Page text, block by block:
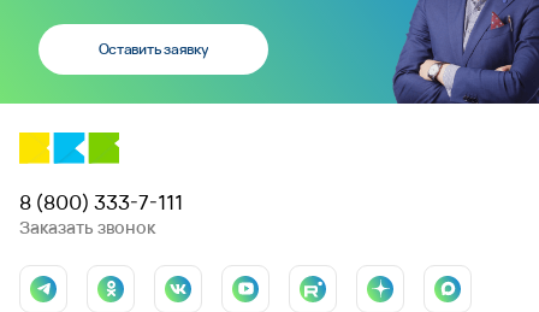
Оставить заявку
8 (800) 333-7-111
Заказать звонок